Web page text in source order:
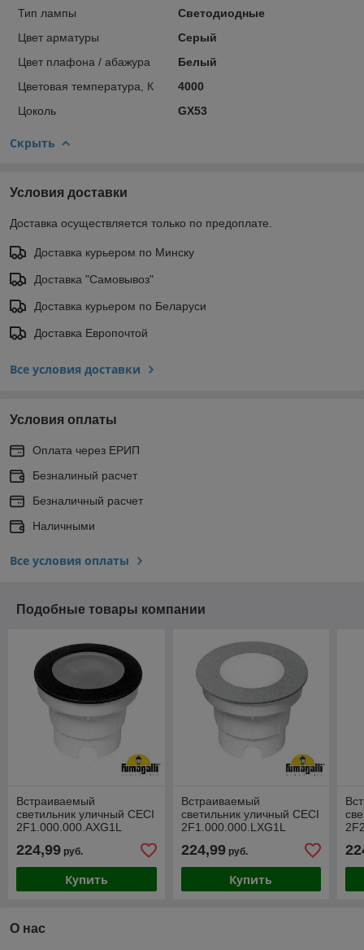
Тип лампы
Светодиодные
Цвет арматуры
Серый
Цвет плафона / абажура
Белый
Цветовая температура, К
4000
Цоколь
GX53
Скрыть
Условия доставки
Доставка осуществляется только по предоплате.
Доставка курьером по Минску
Доставка "Самовывоз"
Доставка курьером по Беларуси
Доставка Европочтой
Все условия доставки
Условия оплаты
Оплата через ЕРИП
Безналиный расчет
Безналичный расчет
Наличными
Все условия оплаты
Подобные товары компании
Встраиваемый
светильник уличный CECI
2F1.000.000.AXG1L
224,99 руб.
Купить
Встраиваемый
светильник уличный CECI
2F1.000.000.LXG1L
224,99руб.
Купить
О нас